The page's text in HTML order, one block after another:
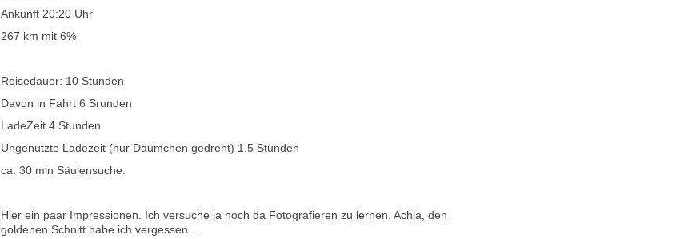
Ankunft 20:20 Uhr
267 km mit 6%
Reisedauer: 10 Stunden
Davon in Fahrt 6 Srunden
LadeZeit 4 Stunden
Ungenutzte Ladezeit (nur Däumchen gedreht) 1,5 Stunden
ca. 30 min Säulensuche.
Hier ein paar Impressionen. Ich versuche ja noch da Fotografieren zu lernen. Achja, den
goldenen Schnitt habe ich vergessen....